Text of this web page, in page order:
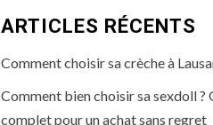
ARTICLES RÉCENTS
Comment choisir sa crèche à
Comment bien choisir sa sexdoll ?
complet pour un achat sans regret